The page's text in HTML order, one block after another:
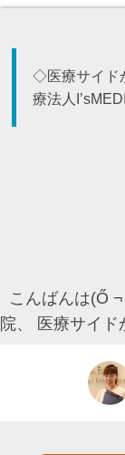
◇医療サイド
療法人
こんばんは(Ő
院、 医療サイ